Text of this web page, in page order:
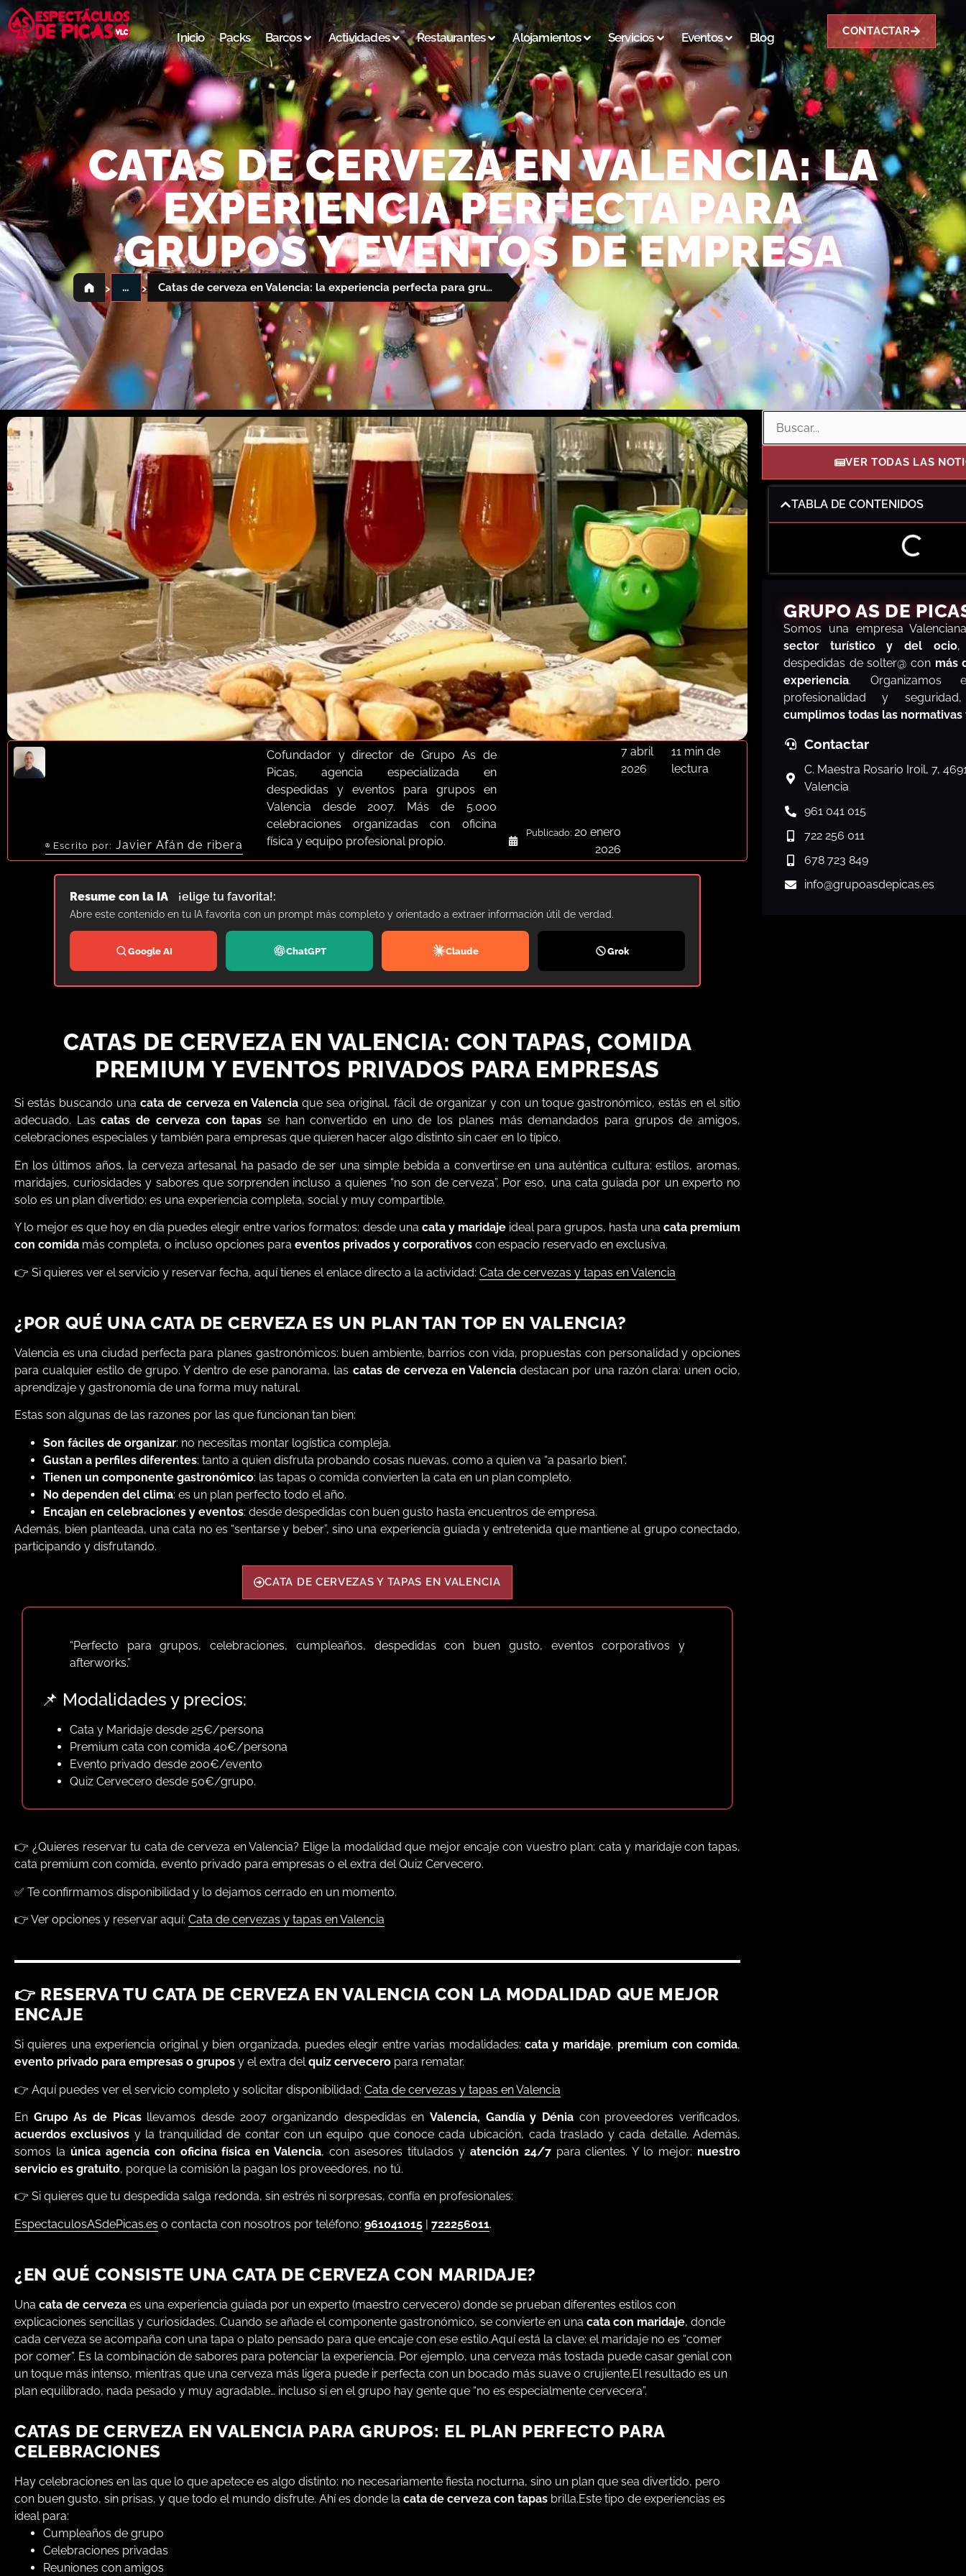
Inicio Packs Barcos Actividades Restaurantes Alojamientos Servicios Eventos Blog CONTACTAR
CATAS DE CERVEZA EN VALENCIA: LA
EXPERIENCIA PERFECTA PARA
GRUPOS Y EVENTOS DE EMPRESA
› … › Catas de cerveza en Valencia: la experiencia perfecta para grupos y eventos de empresa
Escrito por: Javier Afán de ribera
Cofundador y director de Grupo As de
Picas, agencia especializada en
despedidas y eventos para grupos en
Valencia desde 2007. Más de 5.000
celebraciones organizadas con oficina
física y equipo profesional propio.
Publicado: 20 enero
2026
7 abril
2026
11 min de
lectura
Resume con la IA ¡elige tu favorita!:
Abre este contenido en tu IA favorita con un prompt más completo y orientado a extraer información útil de verdad.
Google AI ChatGPT Claude Grok
CATAS DE CERVEZA EN VALENCIA: CON TAPAS, COMIDA
PREMIUM Y EVENTOS PRIVADOS PARA EMPRESAS
Si estás buscando unacata de cerveza en Valenciaque sea original, fácil de organizar y con un toque gastronómico, estás en el sitio
adecuado. Lascatas de cerveza con tapas se han convertido en uno de los planes más demandados para grupos de amigos,
celebraciones especiales y también para empresas que quieren hacer algo distinto sin caer en lo típico.
En los últimos años, la cerveza artesanal ha pasado de ser una simple bebida a convertirse en una auténtica cultura: estilos, aromas,
maridajes, curiosidades y sabores que sorprenden incluso a quienes “no son de cerveza”. Por eso, una cata guiada por un experto no
solo es un plan divertido: es una experiencia completa, social y muy compartible.
Y lo mejor es que hoy en día puedes elegir entre varios formatos: desde una cata y maridajeideal para grupos, hasta una cata premium
con comida más completa, o incluso opciones para eventos privados y corporativos con espacio reservado en exclusiva.
👉 Si quieres ver el servicio y reservar fecha, aquí tienes el enlace directo a la actividad: Cata de cervezas y tapas en Valencia
¿POR QUÉ UNA CATA DE CERVEZA ES UN PLAN TAN TOP EN VALENCIA?
Valencia es una ciudad perfecta para planes gastronómicos: buen ambiente, barrios con vida, propuestas con personalidad y opciones
para cualquier estilo de grupo. Y dentro de ese panorama, las catas de cerveza en Valenciadestacan por una razón clara: unen ocio,
aprendizaje y gastronomía de una forma muy natural.
Estas son algunas de las razones por las que funcionan tan bien:
Son fáciles de organizar: no necesitas montar logística compleja.
Gustan a perfiles diferentes: tanto a quien disfruta probando cosas nuevas, como a quien va “a pasarlo bien”.
Tienen un componente gastronómico: las tapas o comida convierten la cata en un plan completo.
No dependen del clima: es un plan perfecto todo el año.
Encajan en celebraciones y eventos: desde despedidas con buen gusto hasta encuentros de empresa.
Además, bien planteada, una cata no es “sentarse y beber”, sino una experiencia guiada y entretenida que mantiene al grupo conectado,
participando y disfrutando.
CATA DE CERVEZAS Y TAPAS EN VALENCIA
“Perfecto para grupos, celebraciones, cumpleaños, despedidas con buen gusto, eventos corporativos y
afterworks.”
📌 Modalidades y precios:
Cata y Maridaje desde 25€/persona
Premium cata con comida 40€/persona
Evento privado desde 200€/evento
Quiz Cervecero desde 50€/grupo.
👉 ¿Quieres reservar tu cata de cerveza en Valencia? Elige la modalidad que mejor encaje con vuestro plan: cata y maridaje con tapas,
cata premium con comida, evento privado para empresas o el extra del Quiz Cervecero.
✅ Te confirmamos disponibilidad y lo dejamos cerrado en un momento.
👉 Ver opciones y reservar aquí: Cata de cervezas y tapas en Valencia
👉 RESERVA TU CATA DE CERVEZA EN VALENCIA CON LA MODALIDAD QUE MEJOR
ENCAJE
Si quieres una experiencia original y bien organizada, puedes elegir entre varias modalidades:cata y maridaje, premium con comida,
evento privado para empresas o grupos y el extra delquiz cervecero para rematar.
👉 Aquí puedes ver el servicio completo y solicitar disponibilidad: Cata de cervezas y tapas en Valencia
En Grupo As de Picasllevamos desde 2007 organizando despedidas enValencia, Gandía y Dénia con proveedores verificados,
acuerdos exclusivos y la tranquilidad de contar con un equipo que conoce cada ubicación, cada traslado y cada detalle. Además,
somos la única agencia con oficina física en Valencia, con asesores titulados y atención 24/7para clientes. Y lo mejor: nuestro
servicio es gratuito, porque la comisión la pagan los proveedores, no tú.
👉 Si quieres que tu despedida salga redonda, sin estrés ni sorpresas, confía en profesionales:
EspectaculosASdePicas.es o contacta con nosotros por teléfono: 961041015 | 722256011.
¿EN QUÉ CONSISTE UNA CATA DE CERVEZA CON MARIDAJE?
Una cata de cerveza es una experiencia guiada por un experto (maestro cervecero) donde se prueban diferentes estilos con
explicaciones sencillas y curiosidades. Cuando se añade el componente gastronómico, se convierte en una cata con maridaje, donde
cada cerveza se acompaña con una tapa o plato pensado para que encaje con ese estilo.Aquí está la clave: el maridaje no es “comer
por comer”. Es la combinación de sabores para potenciar la experiencia. Por ejemplo, una cerveza más tostada puede casar genial con
un toque más intenso, mientras que una cerveza más ligera puede ir perfecta con un bocado más suave o crujiente.El resultado es un
plan equilibrado, nada pesado y muy agradable… incluso si en el grupo hay gente que “no es especialmente cervecera”.
CATAS DE CERVEZA EN VALENCIA PARA GRUPOS: EL PLAN PERFECTO PARA
CELEBRACIONES
Hay celebraciones en las que lo que apetece es algo distinto: no necesariamente fiesta nocturna, sino un plan que sea divertido, pero
con buen gusto, sin prisas, y que todo el mundo disfrute. Ahí es donde la cata de cerveza con tapas brilla.Este tipo de experiencias es
ideal para:
Cumpleaños de grupo
Celebraciones privadas
Reuniones con amigos
VER TODAS LAS
TABLA DE CONTENIDOS
GRUPO AS DE
Somos una empresa
sector turístico y del ocio,
despedidas de solter@ con más
experiencia. Organizamos
profesionalidad y
cumplimos todas las
Contactar
C. Maestra Rosario Iroil, 7,
Valencia
961 041 015
722 256 011
678 723 849
info@grupoasdepicas.es